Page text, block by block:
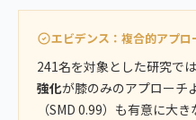
エビデンス：複合的アプロ
241名を対象とした研究では
強化が膝のみのアプローチ
（SMD 0.99）も有意に大